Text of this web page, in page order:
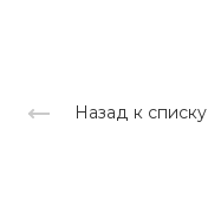
Назад к списку